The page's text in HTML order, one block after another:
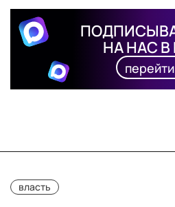
НА НАС В
перейти
власть